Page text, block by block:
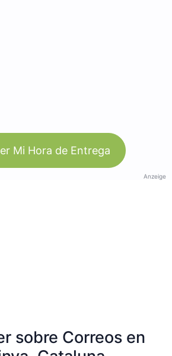
Mi Hora de Entrega
Anzeige
sobre Correos en